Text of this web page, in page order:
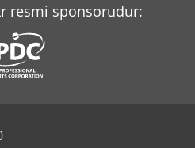
resmi sponsorudur: